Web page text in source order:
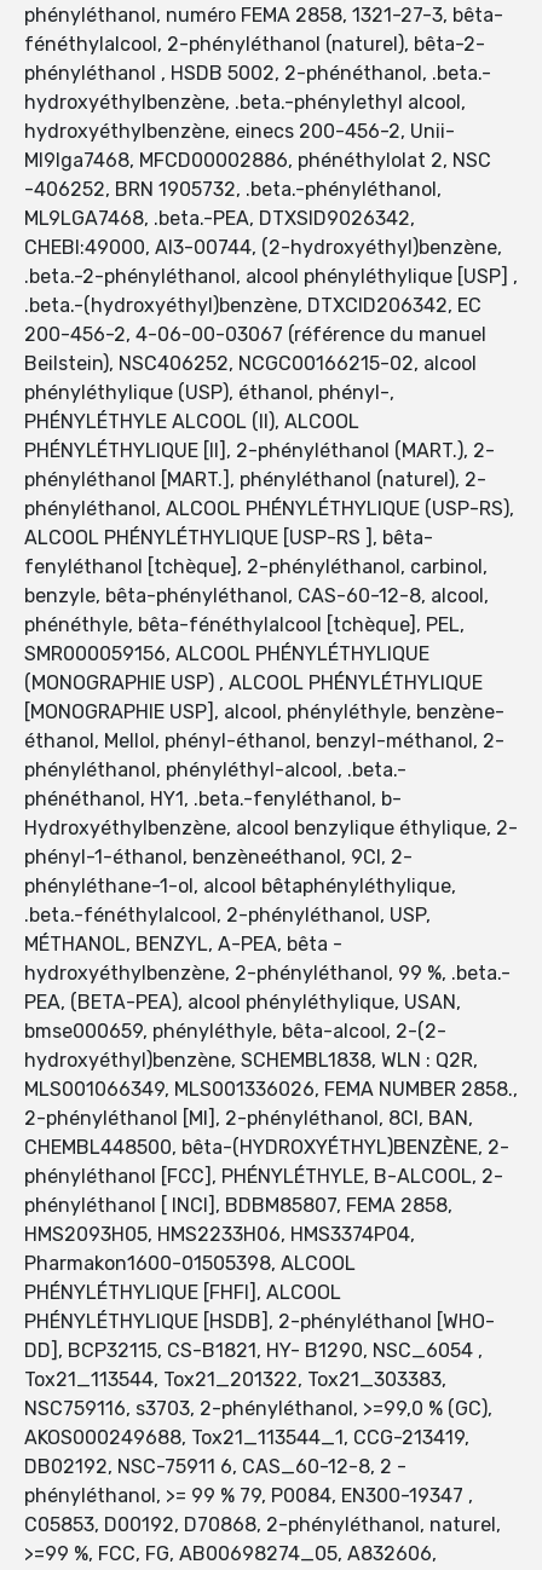
phényléthanol, numéro FEMA 2858, 1321-27-3, bêta-
fénéthylalcool, 2-phényléthanol (naturel), bêta-2-
phényléthanol , HSDB 5002, 2-phénéthanol, .beta.-
hydroxyéthylbenzène, .beta.-phénylethyl alcool,
hydroxyéthylbenzène, einecs 200-456-2, Unii-
Ml9lga7468, MFCD00002886, phénéthylolat 2, NSC
-406252, BRN 1905732, .beta.-phényléthanol,
ML9LGA7468, .beta.-PEA, DTXSID9026342,
CHEBI:49000, AI3-00744, (2-hydroxyéthyl)benzène,
.beta.-2-phényléthanol, alcool phényléthylique [USP] ,
.beta.-(hydroxyéthyl)benzène, DTXCID206342, EC
200-456-2, 4-06-00-03067 (référence du manuel
Beilstein), NSC406252, NCGC00166215-02, alcool
phényléthylique (USP), éthanol, phényl-,
PHÉNYLÉTHYLE ALCOOL (II), ALCOOL
PHÉNYLÉTHYLIQUE [II], 2-phényléthanol (MART.), 2-
phényléthanol [MART.], phényléthanol (naturel), 2-
phényléthanol, ALCOOL PHÉNYLÉTHYLIQUE (USP-RS),
ALCOOL PHÉNYLÉTHYLIQUE [USP-RS ], bêta-
fenyléthanol [tchèque], 2-phényléthanol, carbinol,
benzyle, bêta-phényléthanol, CAS-60-12-8, alcool,
phénéthyle, bêta-fénéthylalcool [tchèque], PEL,
SMR000059156, ALCOOL PHÉNYLÉTHYLIQUE
(MONOGRAPHIE USP) , ALCOOL PHÉNYLÉTHYLIQUE
[MONOGRAPHIE USP], alcool, phényléthyle, benzène-
éthanol, Mellol, phényl-éthanol, benzyl-méthanol, 2-
phényléthanol, phényléthyl-alcool, .beta.-
phénéthanol, HY1, .beta.-fenyléthanol, b-
Hydroxyéthylbenzène, alcool benzylique éthylique, 2-
phényl-1-éthanol, benzèneéthanol, 9CI, 2-
phényléthane-1-ol, alcool bêtaphényléthylique,
.beta.-fénéthylalcool, 2-phényléthanol, USP,
MÉTHANOL, BENZYL, A-PEA, bêta -
hydroxyéthylbenzène, 2-phényléthanol, 99 %, .beta.-
PEA, (BETA-PEA), alcool phényléthylique, USAN,
bmse000659, phényléthyle, bêta-alcool, 2-(2-
hydroxyéthyl)benzène, SCHEMBL1838, WLN : Q2R,
MLS001066349, MLS001336026, FEMA NUMBER 2858.,
2-phényléthanol [MI], 2-phényléthanol, 8CI, BAN,
CHEMBL448500, bêta-(HYDROXYÉTHYL)BENZÈNE, 2-
phényléthanol [FCC], PHÉNYLÉTHYLE, B-ALCOOL, 2-
phényléthanol [ INCI], BDBM85807, FEMA 2858,
HMS2093H05, HMS2233H06, HMS3374P04,
Pharmakon1600-01505398, ALCOOL
PHÉNYLÉTHYLIQUE [FHFI], ALCOOL
PHÉNYLÉTHYLIQUE [HSDB], 2-phényléthanol [WHO-
DD], BCP32115, CS-B1821, HY- B1290, NSC_6054 ,
Tox21_113544, Tox21_201322, Tox21_303383,
NSC759116, s3703, 2-phényléthanol, >=99,0 % (GC),
AKOS000249688, Tox21_113544_1, CCG-213419,
DB02192, NSC-75911 6, CAS_60-12-8, 2 -
phényléthanol, >= 99 % 79, P0084, EN300-19347 ,
C05853, D00192, D70868, 2-phényléthanol, naturel,
>=99 %, FCC, FG, AB00698274_05, A832606,